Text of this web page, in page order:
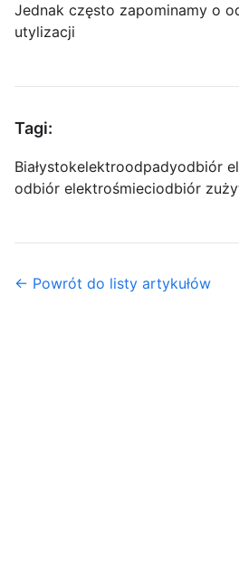
Jednak często zapominamy o
utylizacji
Tagi:
Białystokelektroodpadyodbiór
odbiór elektrośmieciodbiór
← Powrót do listy artykułów